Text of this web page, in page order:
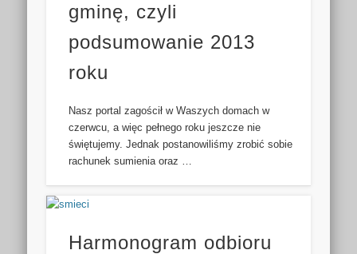
gminę, czyli
podsumowanie 2013
roku
Nasz portal zagościł w Waszych domach w
czerwcu, a więc pełnego roku jeszcze nie
świętujemy. Jednak postanowiliśmy zrobić sobie
rachunek sumienia oraz …
Harmonogram odbioru